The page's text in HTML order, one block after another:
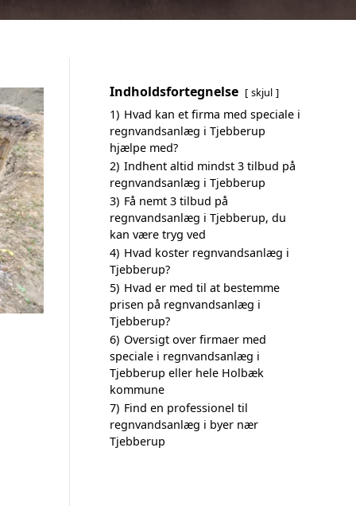
Indholdsfortegnelse skjul
1) Hvad kan et firma med speciale i
regnvandsanlæg i Tjebberup
hjælpe med?
2) Indhent altid mindst 3 tilbud på
regnvandsanlæg i Tjebberup
3) Få nemt 3 tilbud på
regnvandsanlæg i Tjebberup, du
kan være tryg ved
4) Hvad koster regnvandsanlæg i
Tjebberup?
5) Hvad er med til at bestemme
prisen på regnvandsanlæg i
Tjebberup?
6) Oversigt over firmaer med
speciale i regnvandsanlæg i
Tjebberup eller hele Holbæk
kommune
7) Find en professionel til
regnvandsanlæg i byer nær
Tjebberup